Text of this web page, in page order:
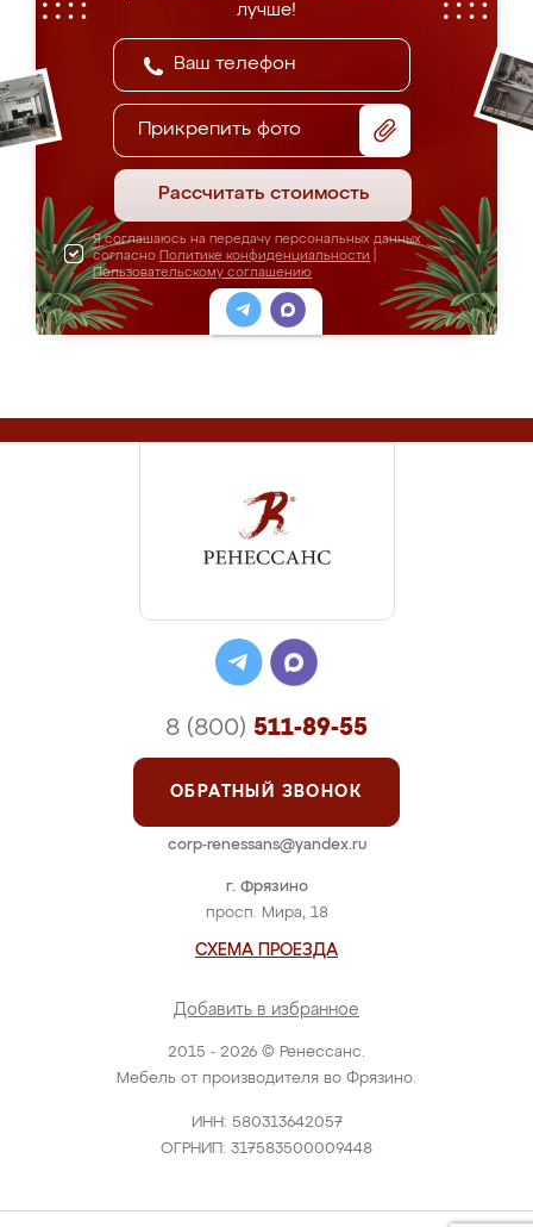
лучше!
Прикрепить фото
Рассчитать стоимость
Я соглашаюсь на передачу персональных данных
согласно Политике конфиденциальности
Пользовательскому соглашению
2015 - 2026 © Ренессанс.
Мебель от производителя во Фрязино.
ИНН: 580313642057
ОГРНИП: 317583500009448
г. Фрязино
просп. Мира, 18
СХЕМА ПРОЕЗДА
Добавить в избранное
8 (800) 511-89-55
ОБРАТНЫЙ ЗВОНОК
corp-renessans@yandex.ru